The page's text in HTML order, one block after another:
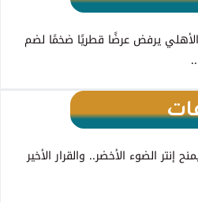
يرفض عرضًا قطريًا ضخمًا لضم
إنتر الضوء الأخضر.. والقرار الأخير